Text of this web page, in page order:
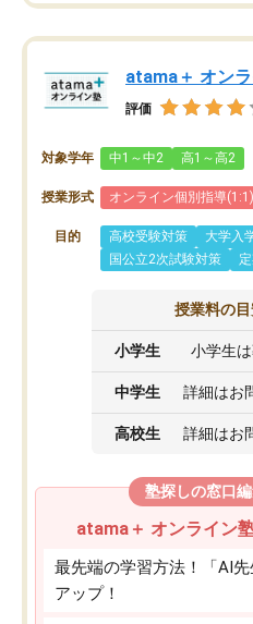
atama＋ オン
評価
対象学年 中1～中2 高1～高2
授業形式 オンライン個別指導(1:1)
目的 高校受験対策
大学入
国公立2次試験対策
授業料の
小学生 小学生
中学生 詳細はお
高校生 詳細はお
塾探しの窓口
atama＋ オンライン
最先端の学習方法！「AI
アップ！